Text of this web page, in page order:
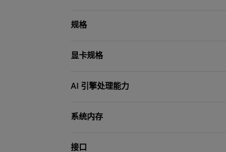
规格
显卡规格
AI 引擎处理能力
系统内存
接口